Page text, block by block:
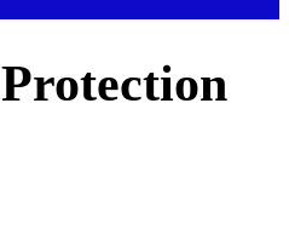
Protection